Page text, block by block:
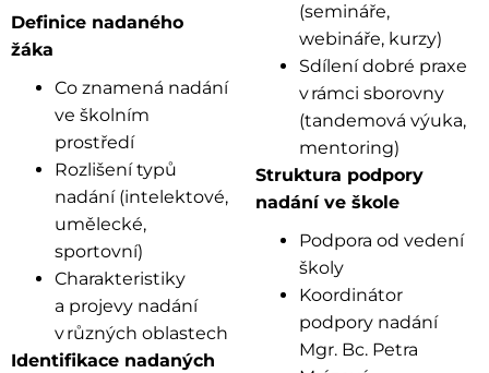
Definice nadaného
žáka
Co znamená nadání
ve školním
prostředí
Rozlišení typů
nadání (intelektové,
umělecké,
sportovní)
Charakteristiky
a projevy nadání
v různých oblastech
Identifikace nadaných
(semináře,
webináře, kurzy)
Sdílení dobré praxe
v rámci sborovny
(tandemová výuka,
mentoring)
Struktura podpory
nadání ve škole
Podpora od vedení
školy
Koordinátor
podpory nadání
Mgr. Bc. Petra